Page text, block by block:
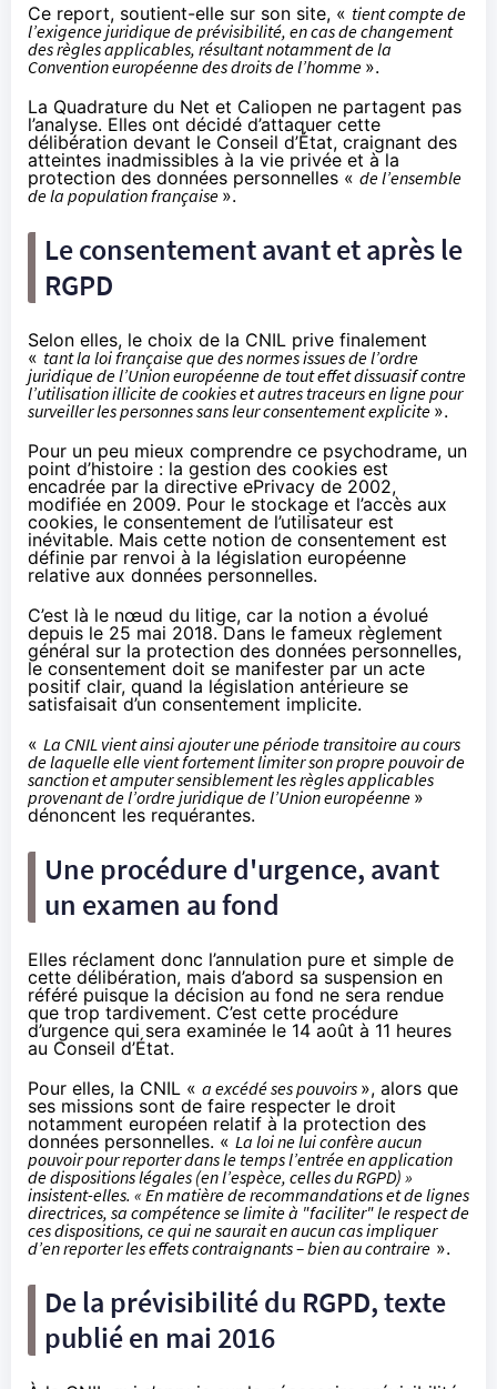
Ce report, soutient-elle sur son site, « tient compte de
l’exigence juridique de prévisibilité, en cas de changement
des règles applicables, résultant notamment de la
Convention européenne des droits de l’homme ».
La Quadrature du Net et Caliopen ne partagent pas
l’analyse. Elles ont décidé d’attaquer cette
délibération devant le Conseil d’État, craignant des
atteintes inadmissibles à la vie privée et à la
protection des données personnelles « de l’ensemble
de la population française ».
Le consentement avant et après le
RGPD
Selon elles, le choix de la CNIL prive finalement
« tant la loi française que des normes issues de l’ordre
juridique de l’Union européenne de tout effet dissuasif contre
l’utilisation illicite de cookies et autres traceurs en ligne pour
surveiller les personnes sans leur consentement explicite ».
Pour un peu mieux comprendre ce psychodrame, un
point d’histoire : la gestion des cookies est
encadrée par la directive ePrivacy de 2002,
modifiée en 2009. Pour le stockage et l’accès aux
cookies, le consentement de l’utilisateur est
inévitable. Mais cette notion de consentement est
définie par renvoi à la législation européenne
relative aux données personnelles.
C’est là le nœud du litige, car la notion a évolué
depuis le 25 mai 2018. Dans le fameux règlement
général sur la protection des données personnelles,
le consentement doit se manifester par un acte
positif clair, quand la législation antérieure se
satisfaisait d’un consentement implicite.
« La CNIL vient ainsi ajouter une période transitoire au cours
de laquelle elle vient fortement limiter son propre pouvoir de
sanction et amputer sensiblement les règles applicables
provenant de l’ordre juridique de l’Union européenne »
dénoncent les requérantes.
Une procédure d'urgence, avant
un examen au fond
Elles réclament donc l’annulation pure et simple de
cette délibération, mais d’abord sa suspension en
référé puisque la décision au fond ne sera rendue
que trop tardivement. C’est cette procédure
d’urgence qui sera examinée le 14 août à 11 heures
au Conseil d’État.
Pour elles, la CNIL « a excédé ses pouvoirs », alors que
ses missions sont de faire respecter le droit
notamment européen relatif à la protection des
données personnelles. « La loi ne lui confère aucun
pouvoir pour reporter dans le temps l’entrée en application
de dispositions légales (en l’espèce, celles du RGPD) »
insistent-elles. « En matière de recommandations et de lignes
directrices, sa compétence se limite à "faciliter" le respect de
ces dispositions, ce qui ne saurait en aucun cas impliquer
d’en reporter les effets contraignants – bien au contraire ».
De la prévisibilité du RGPD, texte
publié en mai 2016